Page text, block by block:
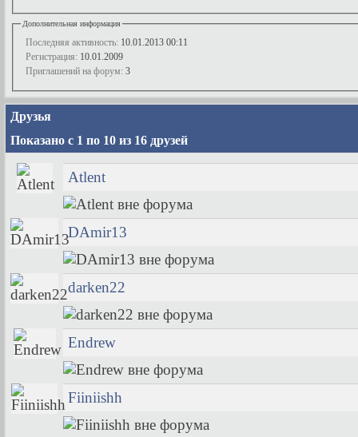
Дополнительная информация
Последняя активность: 10.01.2013 00:11
Регистрация: 10.01.2009
Приглашений на форум: 3
Друзья
Показано с 1 по 10 из 16 друзей
Atlent
DAmir13
darken22
Endrew
Fiiniishh